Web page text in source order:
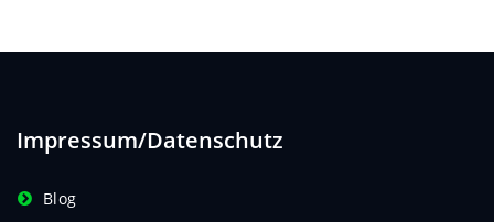
Impressum/Datenschutz
Blog